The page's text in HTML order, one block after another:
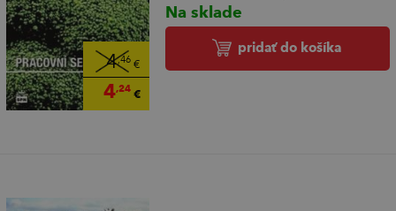
4,46€
4,24€
Na sklade
pridať do košíka